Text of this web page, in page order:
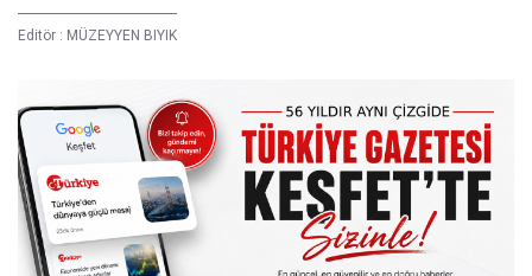
Editör : MÜZEYYEN BIYIK